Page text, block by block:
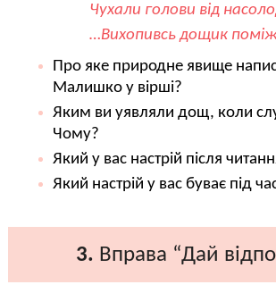
Чухали голови від
…Вихопивсь дощик
Про яке природне явище
Малишко у вірші?
Яким ви уявляли дощ, коли
Чому?
Який у вас настрій після
Який настрій у вас буває під
3. Вправа “Дай